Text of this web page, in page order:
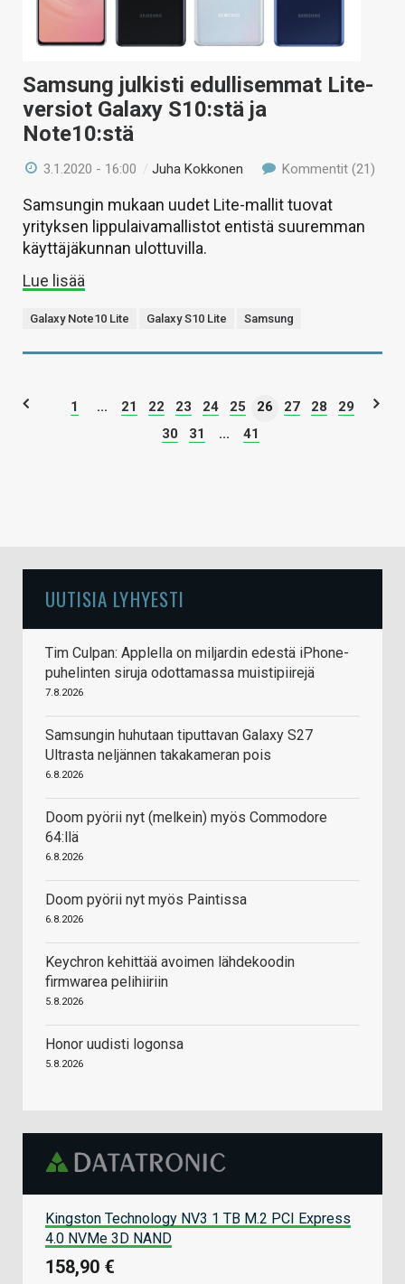
Samsung julkisti edullisemmat Lite-
versiot Galaxy S10:stä ja
Note10:stä
3.1.2020 - 16:00 /Juha Kokkonen Kommentit (21)
Samsungin mukaan uudet Lite-mallit tuovat
yrityksen lippulaivamallistot entistä suuremman
käyttäjäkunnan ulottuvilla.
Lue lisää
Galaxy Note10 Lite Galaxy S10 Lite Samsung
1 ... 21 22 23 24 25 26 27 28
29
30
31 ... 41
UUTISIA LYHYESTI
Tim Culpan: Applella on miljardin edestä iPhone-
puhelinten siruja odottamassa muistipiirejä
7.8.2026
Samsungin huhutaan tiputtavan Galaxy S27
Ultrasta neljännen takakameran pois
6.8.2026
Doom pyörii nyt (melkein) myös Commodore
64:llä
6.8.2026
Doom pyörii nyt myös Paintissa
6.8.2026
Keychron kehittää avoimen lähdekoodin
firmwarea pelihiiriin
5.8.2026
Honor uudisti logonsa
5.8.2026
Kingston Technology NV3 1 TB M.2 PCI Express
4.0 NVMe 3D NAND
158,90 €